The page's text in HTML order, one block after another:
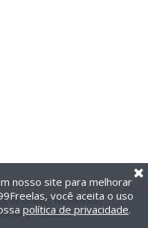
os direitos reservados.
de privacidade
nosso site para melhorar
você aceita o uso
política de privacidade.